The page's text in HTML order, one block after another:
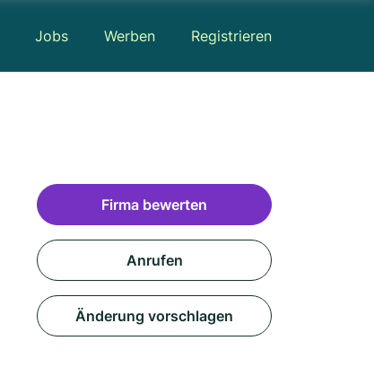
Jobs Werben Registrieren
Firma bewerten
Anrufen
Änderung vorschlagen